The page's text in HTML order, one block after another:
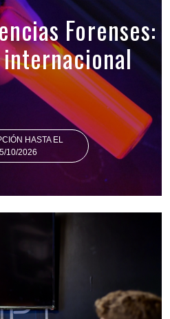
Forenses:
HASTA EL
10/2026